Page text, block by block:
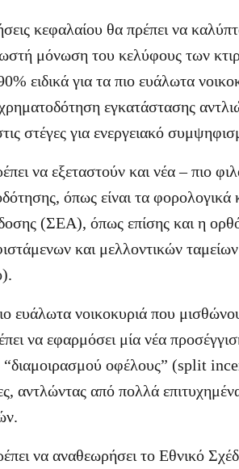
κεφαλαίου θα πρέπει να
μόνωση του κελύφους των
ειδικά για τα πιο ευάλωτα
εγκατάστασης
στέγες για ενεργειακό
να εξεταστούν και νέα – πιο
όπως είναι τα φορολογικά
(ΣΕΑ), όπως επίσης και η
και μελλοντικών
ευάλωτα νοικοκυριά που
να εφαρμόσει μία νέα
οφέλους” (split
αντλώντας από πολλά
να αναθεωρήσει το Εθνικό